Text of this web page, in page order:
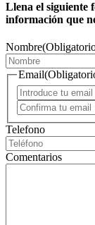
Llena el siguiente
información que
Nombre
Email
Telefono
Comentarios